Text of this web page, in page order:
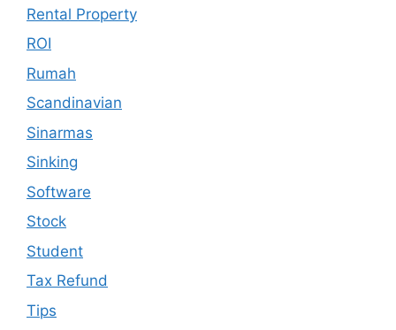
Rental Property
ROI
Rumah
Scandinavian
Sinarmas
Sinking
Software
Stock
Student
Tax Refund
Tips